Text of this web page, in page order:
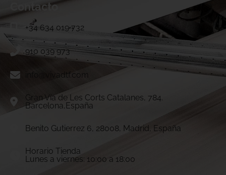
Contacto
+34 634 019 732
910 039 973
info@vivadtf.com
Gran Vía de Les Corts Catalanes, 784.
Barcelona,España
Benito Gutierrez 6, 28008, Madrid, España
Horario Tienda
Lunes a viernes: 10:00 a 18:00